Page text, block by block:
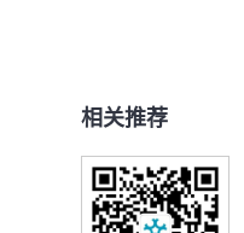
相关推荐